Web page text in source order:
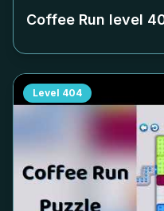
Coffee Run level
Level 404